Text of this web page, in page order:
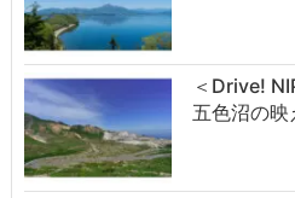
＜Drive!
五色沼の